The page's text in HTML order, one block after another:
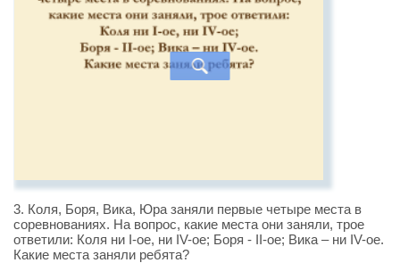
3. Коля, Боря, Вика, Юра заняли первые четыре места в
соревнованиях. На вопрос, какие места они заняли, трое
ответили: Коля ни I-ое, ни IV-ое; Боря - II-ое; Вика – ни IV-ое.
Какие места заняли ребята?